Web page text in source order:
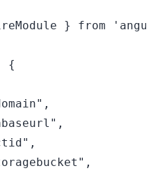
} from
{